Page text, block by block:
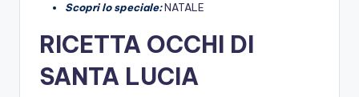
Scopri lo speciale:NATALE
RICETTA OCCHI DI
SANTA LUCIA